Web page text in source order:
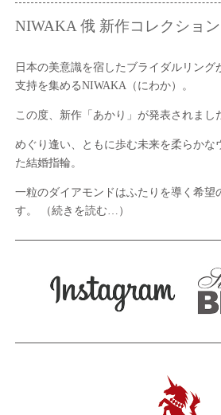
NIWAKA 俄 新作コレクション
日本の美意識を宿したブライダルリング
支持を集めるNIWAKA（にわか）。
この度、新作「あかり」が発表されまし
めぐり逢い、ともに歩む未来を柔らかな
た結婚指輪。
一粒のダイアモンドはふたりを導く希望
す。
（続きを読む…）